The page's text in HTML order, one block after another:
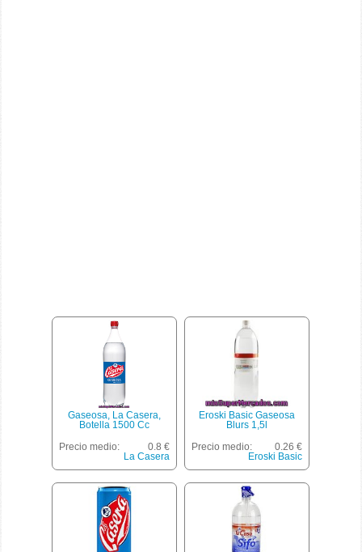
Gaseosa, La Casera,
Botella 1500 Cc
Precio medio:
0.8 €
La Casera
Eroski Basic Gaseosa
Blurs 1,5l
Precio medio:
0.26 €
Eroski Basic